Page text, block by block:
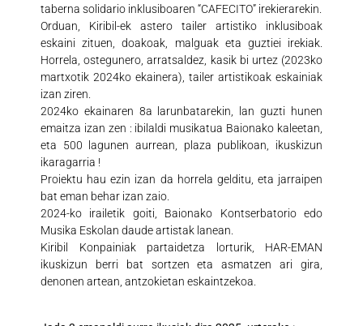
taberna solidario inklusiboaren “CAFECITO” irekierarekin.
Orduan, Kiribil-ek astero tailer artistiko inklusiboak
eskaini zituen, doakoak, malguak eta guztiei irekiak.
Horrela, ostegunero, arratsaldez, kasik bi urtez (2023ko
martxotik 2024ko ekainera), tailer artistikoak eskainiak
izan ziren.
2024ko ekainaren 8a larunbatarekin, lan guzti hunen
emaitza izan zen : ibilaldi musikatua Baionako kaleetan,
eta 500 lagunen aurrean, plaza publikoan, ikuskizun
ikaragarria !
Proiektu hau ezin izan da horrela gelditu, eta jarraipen
bat eman behar izan zaio.
2024-ko irailetik goiti, Baionako Kontserbatorio edo
Musika Eskolan daude artistak lanean.
Kiribil Konpainiak partaidetza lorturik, HAR-EMAN
ikuskizun berri bat sortzen eta asmatzen ari gira,
denonen artean, antzokietan eskaintzekoa.